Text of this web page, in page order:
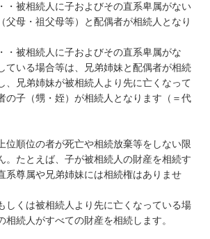
・被相続人に子およびその直系卑属がない
父母・祖父母等）と配偶者が相続人となり
・被相続人に子およびその直系卑属がな
ている場合等は、兄弟姉妹と配偶者が相続
、兄弟姉妹が被相続人より先に亡くなって
の子（甥・姪）が相続人となります（＝代
位順位の者が死亡や相続放棄等をしない限
。たとえば、子が被相続人の財産を相続す
系尊属や兄弟姉妹には相続権はありませ
しくは被相続人より先に亡くなっている場
相続人がすべての財産を相続します。